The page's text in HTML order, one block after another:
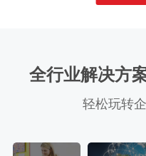
全行业解决方
轻松玩转